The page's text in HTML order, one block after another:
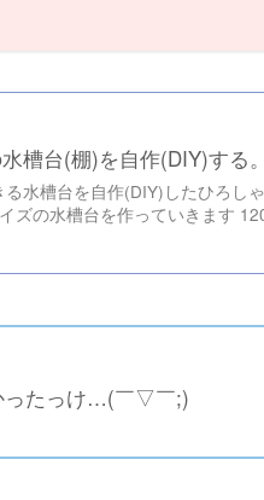
槽台(棚)を自作(DIY)する
水槽台を自作(DIY)したひろし
ズの水槽台を作っていきます
ったっけ…(￣▽︎￣;)